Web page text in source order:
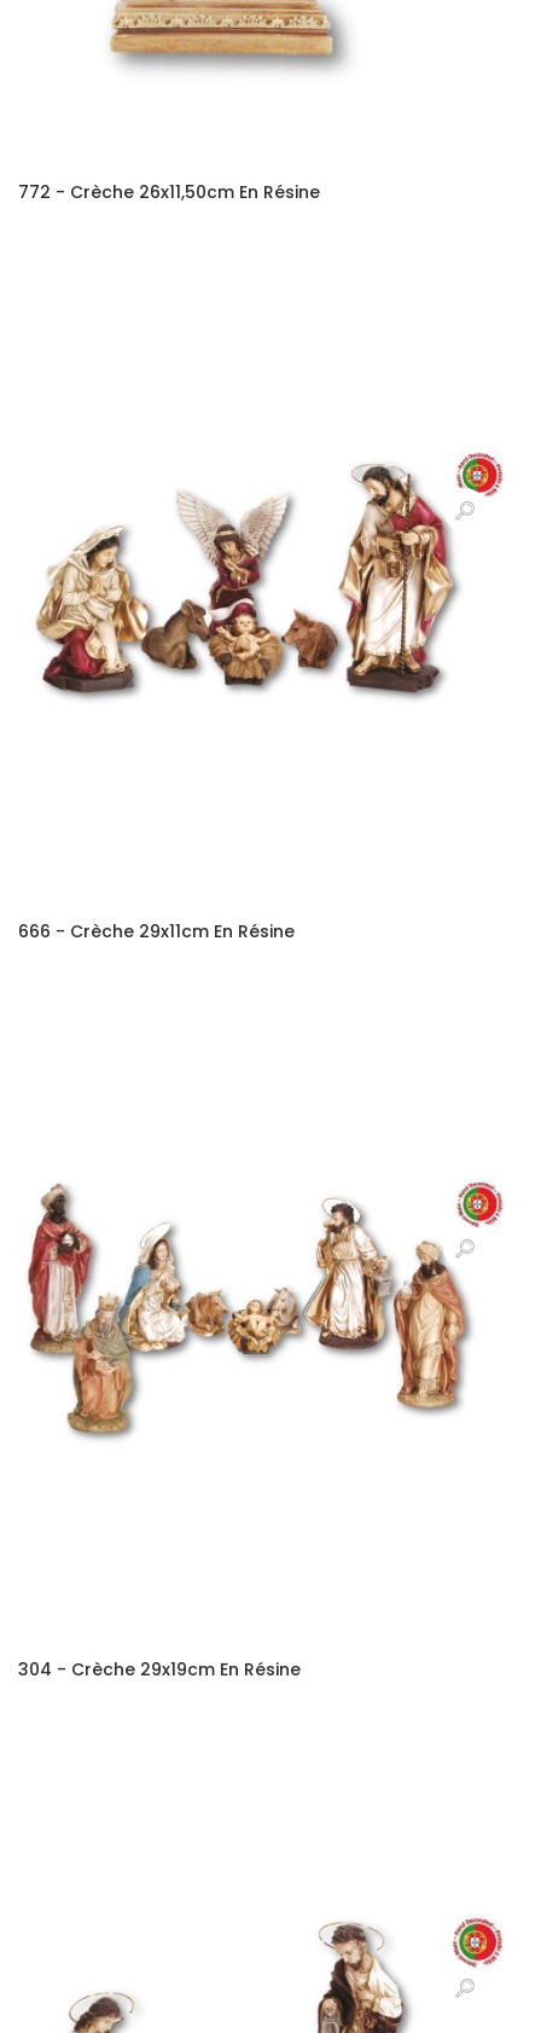
772 - Crèche 26x11,50cm En Résine
666 - Crèche 29x11cm En Résine
304 - Crèche 29x19cm En Résine